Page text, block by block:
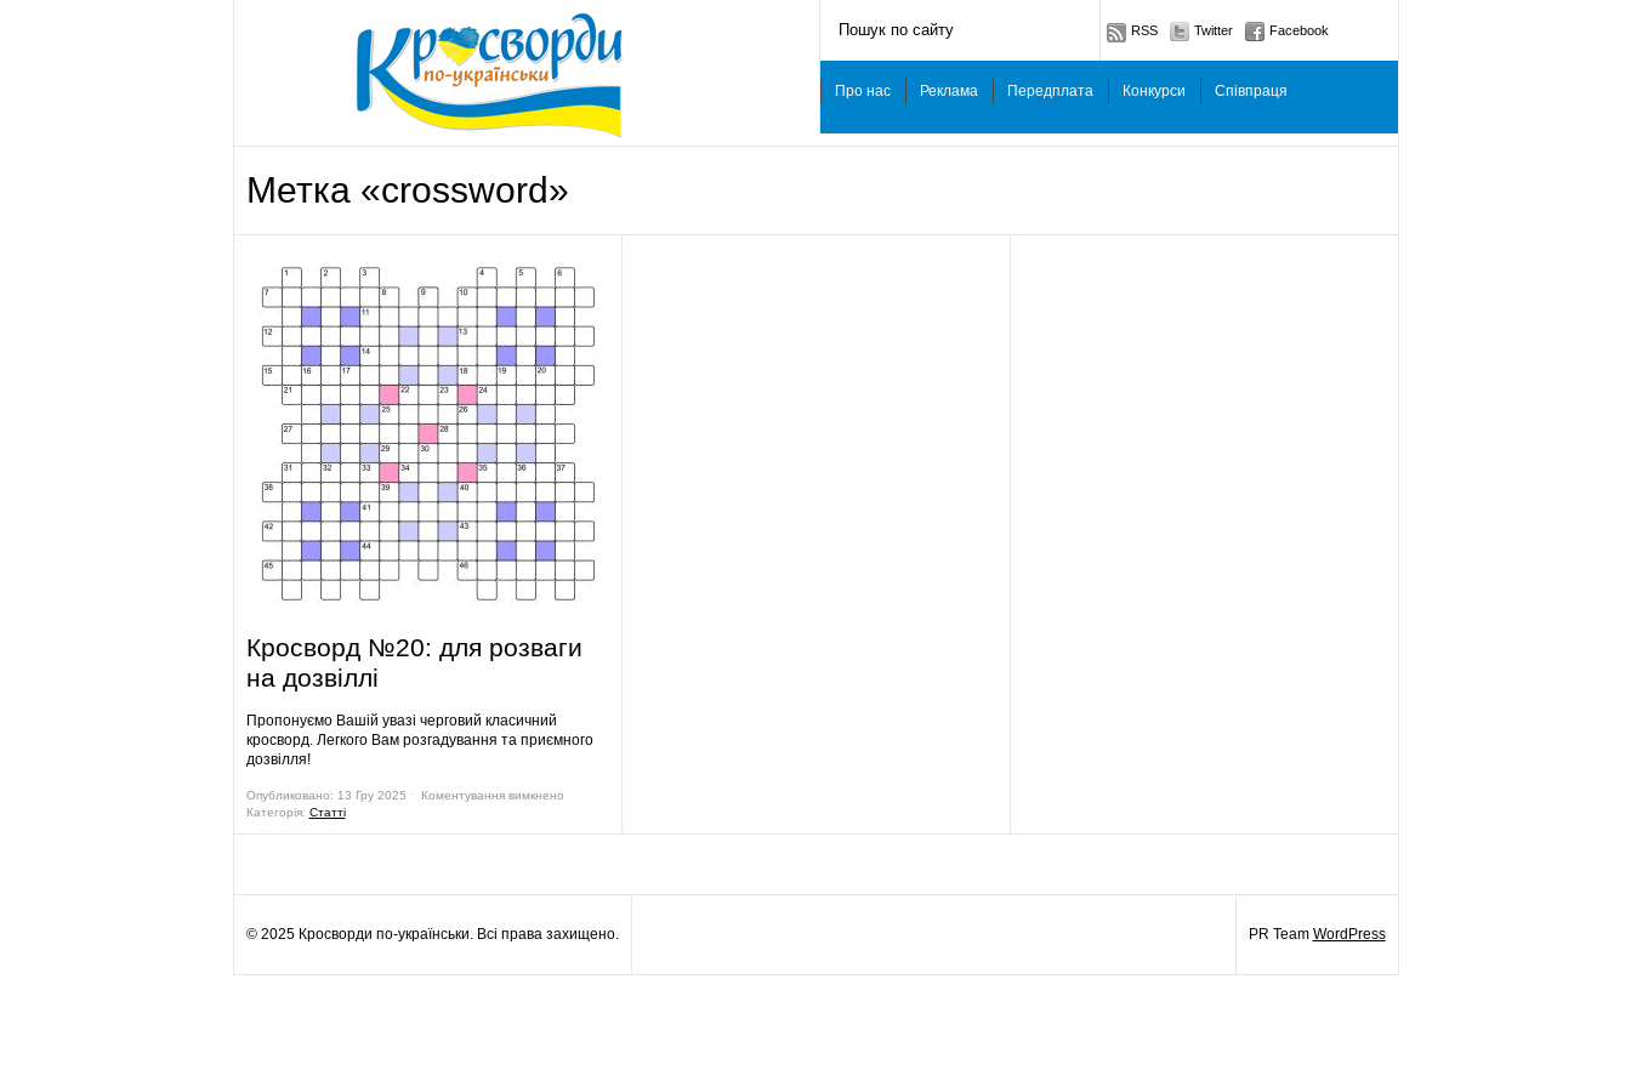
RSS Twitter Facebook
Про нас Реклама Передплата Конкурси Співпраця
Метка «crossword»
Кросворд №20: для розваги
на дозвіллі
Пропонуємо Вашій увазі черговий класичний
кросворд. Легкого Вам розгадування та приємного
дозвілля!
Опубликовано: 13 Гру 2025 ˑ Коментування вимкнено
Категорія: Статті
© 2025 Кросворди по-українськи. Всі права захищено. PR Team WordPress